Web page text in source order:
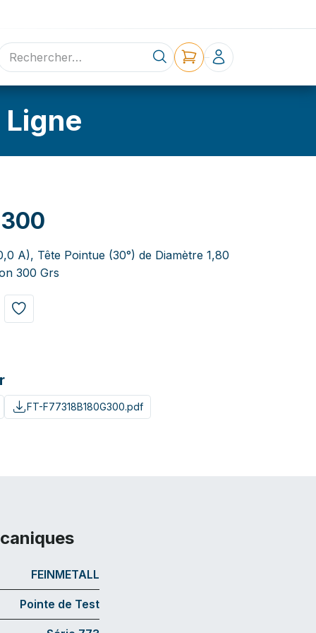
Contact
A), Tête Pointue (30°) de Diamètre 1,80
300 Grs
FT-F77318B180G300.pdf
FEINMETALL
Pointe de Test